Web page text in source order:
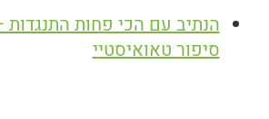
הנתיב עם הכי פחות התנגדות
סיפור טאואיסטיי